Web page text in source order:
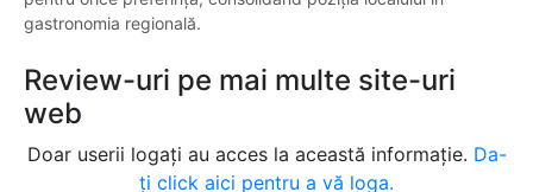
gastronomia regională.
Review-uri pe mai multe site-uri
web
Doar userii logați au acces la această informație. Da-
ți click aici pentru a vă loga.